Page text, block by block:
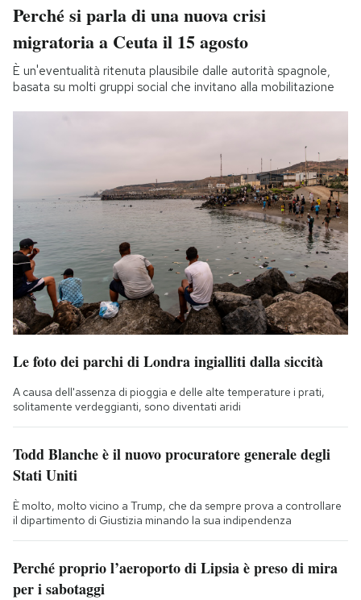
Perché si parla di una nuova crisi
migratoria a Ceuta il 15 agosto
È un'eventualità ritenuta plausibile dalle autorità spagnole,
basata su molti gruppi social che invitano alla mobilitazione
Le foto dei parchi di Londra ingialliti dalla siccità
A causa dell'assenza di pioggia e delle alte temperature i prati,
solitamente verdeggianti, sono diventati aridi
Todd Blanche è il nuovo procuratore generale degli
Stati Uniti
È molto, molto vicino a Trump, che da sempre prova a controllare
il dipartimento di Giustizia minando la sua indipendenza
Perché proprio l’aeroporto di Lipsia è preso di mira
per i sabotaggi